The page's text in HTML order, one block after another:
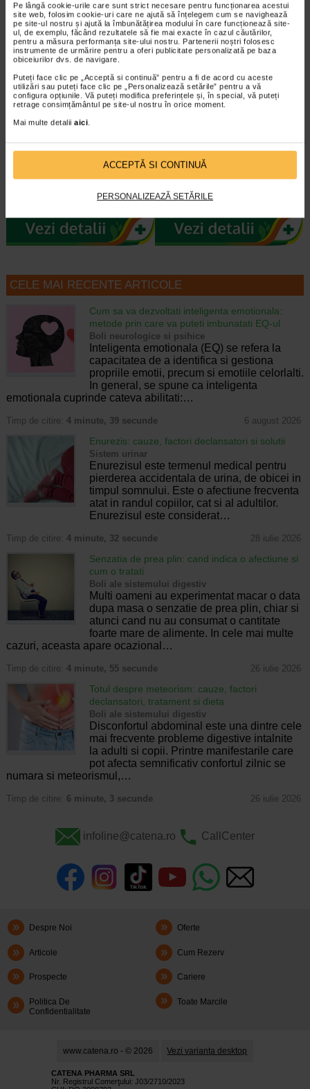
Pe lângă cookie-urile care sunt strict necesare pentru funcționarea acestui
site web, folosim cookie-uri care ne ajută să înțelegem cum se navighează
pe site-ul nostru și ajută la îmbunătățirea modului în care funcționează site-
ul, de exemplu, făcând rezultatele să fie mai exacte în cazul căutărilor,
pentru a măsura performanța site-ului nostru. Partenerii noștri folosesc
instrumente de urmărire pentru a oferi publicitate personalizată pe baza
obiceiurilor dvs. de navigare.
Puteți face clic pe „Acceptă si continuă” pentru a fi de acord cu aceste
utilizări sau puteți face clic pe „Personalizează setările” pentru a vă
configura opțiunile. Vă puteți modifica preferințele și, în special, vă puteți
retrage consimțământul pe site-ul nostru în orice moment.
Mai multe detalii aici.
ACCEPTĂ SI CONTINUĂ
PERSONALIZEAZĂ SETĂRILE
Plătești 2, primești 3
Carbune Activ, fara fluor, 100…
Pasta de dinti Dabur cu carbune
curatare profunda si o senzatie…
Plătești 2, primești 3
antibacterian cu Neem, fara…
Pasta de dinti Dabur cu Neem este
inspirata din traditia ayurvedica si
valorifica proprietatile naturale…
CELE MAI RECENTE ARTICOLE
Cum sa va dezvoltati inteligenta emotionala:
metode prin care va puteti imbunatati EQ-ul
Boli neurologice si psihice
Inteligenta emotionala (EQ) se refera la
capacitatea de a identifica si gestiona
propriile emotii, precum si emotiile celorlalti.
In general, se spune ca inteligenta
emotionala cuprinde cateva abilitati:…
Timp de citire: 4 minute, 39 secunde 6 august 2026
Enurezis: cauze, factori declansatori si solutii
Sistem urinar
Enurezisul este termenul medical pentru
pierderea accidentala de urina, de obicei in
timpul somnului. Este o afectiune frecventa
atat in randul copiilor, cat si al adultilor.
Enurezisul este considerat…
Timp de citire: 4 minute, 32 secunde 28 iulie 2026
Senzatia de prea plin: cand indica o afectiune si
cum o tratati
Boli ale sistemului digestiv
Multi oameni au experimentat macar o data
dupa masa o senzatie de prea plin, chiar si
atunci cand nu au consumat o cantitate
foarte mare de alimente. In cele mai multe
cazuri, aceasta apare ocazional…
Timp de citire: 4 minute, 55 secunde 26 iulie 2026
Totul despre meteorism: cauze, factori
declansatori, tratament si dieta
Boli ale sistemului digestiv
Disconfortul abdominal este una dintre cele
mai frecvente probleme digestive intalnite
la adulti si copii. Printre manifestarile care
pot afecta semnificativ confortul zilnic se
numara si meteorismul,…
Timp de citire: 6 minute, 3 secunde 26 iulie 2026
infoline@catena.ro CallCenter
Despre Noi Oferte
Articole Cum Rezerv
Prospecte Cariere
Politica De
Confidentialitate
Toate Marcile
www.catena.ro - © 2026 Vezi varianta desktop
CATENA PHARMA SRL
Nr. Registrul Comerţului: J03/2710/2023